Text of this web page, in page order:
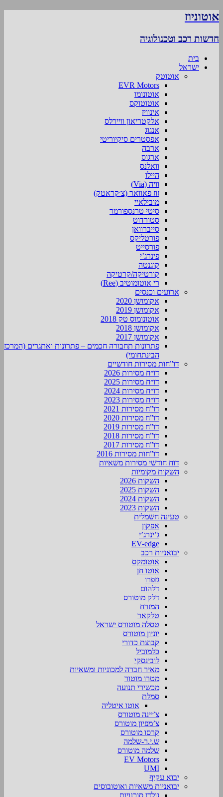
אוטוניוז
חדשות רכב וטכנולוגיה
בית
ישראל
אוטוטק
EVR Motors
אוטונומו
אוטוטוקס
אינוויז
אלקטריאון וויירלס
אנגוג
אפסטרים סיקיוריטי
ארבה
ארגוס
וואלנס
היילו
וויה (Via)
זוז פאוואר (צ׳קראטק)
מובילאיי
סיטי טרנספורמר
סטורדוט
סייברוואן
פורטליקס
פורסייט
פינרג’י
קוגנטה
קורטיקה/קרטיקה
רי אוטומוטיב (Ree)
ארועים וכנסים
אקומושן 2020
אקומושן 2019
אוטונומוס טק 2018
אקומושן 2018
אקומושן 2017
פתרונות תחבורה חכמים – פתרונות ואתגרים (המרכז
הבינתחומי)
דו”חות מסירות חודשיים
דו״ח מסירות 2026
דו״ח מסירות 2025
דו״ח מסירות 2024
דו״ח מסירות 2023
דו”ח מסירות 2021
דו”ח מסירות 2020
דו”ח מסירות 2019
דו”ח מסירות 2018
דו”ח מסירות 2017
דו”חות מסירות 2016
דוח חודשי מסירות משאיות
השקות מקומיות
השקות 2026
השקות 2025
השקות 2024
השקות 2023
טעינה חשמלית
אפקון
ג’ינרג’י
EV-edge
יבואניות רכב
אוטומקס
אוטו חן
גזפרו
דלהום
דלק מוטורס
המזרח
טלקאר
טסלה מוטורס ישראל
יוניון מוטורס
קבוצת כדורי
כלמוביל
לובינסקי
מאיר חברה למכוניות ומשאיות
מטרו מוטור
מכשירי תנועה
סמלת
אוטו איטליה
צ’יינה מוטורס
צ’מפיון מוטורס
קרסו מוטורס
ש.י.ר-שלמה
שלמה מוטורס
EV Motors
UMI
יבוא עקיף
יבואניות משאיות ואוטובוסים
גולדן סוכנויות